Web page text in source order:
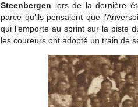
Steenbergen lors de la dernière
parce qu’ils pensaient que
qui l’emporte au sprint sur la piste
les coureurs ont adopté un train de